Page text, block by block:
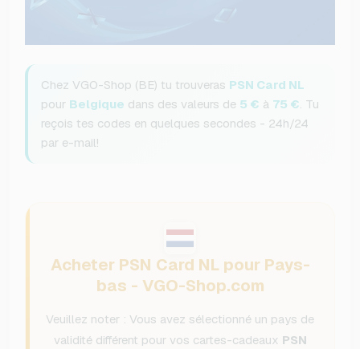
Chez VGO-Shop (BE) tu trouveras PSN Card NL
pour Belgique dans des valeurs de 5 € à 75 €. Tu
reçois tes codes en quelques secondes - 24h/24
par e-mail!
Acheter PSN Card NL pour Pays-
bas - VGO-Shop.com
Veuillez noter : Vous avez sélectionné un pays de
validité différent pour vos cartes-cadeaux PSN